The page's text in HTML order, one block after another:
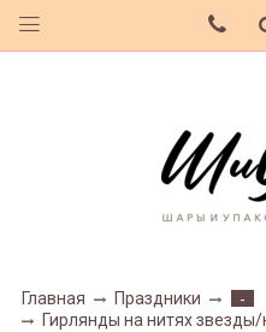
Главная Праздники
-
Гирлянды на нитях